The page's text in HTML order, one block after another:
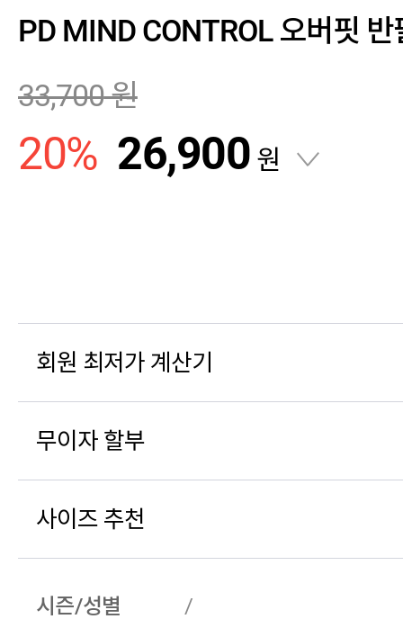
PD MIND CONTROL 오버핏
33,700원
20% 26,900 원
회원 최저가 계산기
무이자 할부
사이즈 추천
시즌/성별
/